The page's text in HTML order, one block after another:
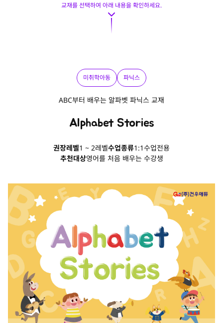
교재를 선택하여 아래 내용을 확인하세요.
미취학아동 파닉스
ABC부터 배우는 알파벳 파닉스 교재
Alphabet Stories
권장레벨1 ~ 2레벨수업종류1:1수업전용
추천대상영어를 처음 배우는 수강생